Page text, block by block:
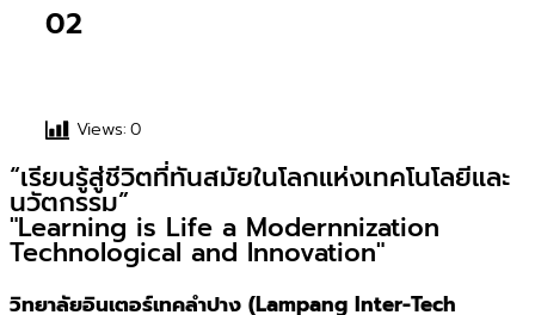
02
Views:0
“เรียนรู้สู่ชีวิตที่ทันสมัยในโลกแห่งเทคโนโลยีและ
นวัตกรรม”
"Learning is Life a Modernnization
Technological and Innovation"
วิทยาลัยอินเตอร์เทคลำปาง (Lampang Inter-Tech